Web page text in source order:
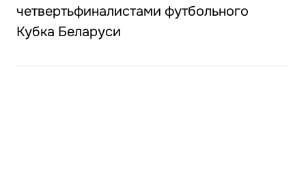
четвертьфиналистами футбольного
Кубка Беларуси